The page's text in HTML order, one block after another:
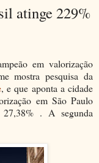
atinge 229%
em valorização
mostra pesquisa da
, e que aponta a cidade
em São Paulo
. A segunda